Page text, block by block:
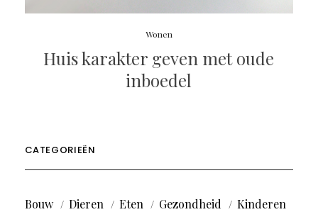
Wonen
Huis karakter geven met oude
inboedel
CATEGORIEËN
Bouw Dieren Eten Gezondheid
Kinderen